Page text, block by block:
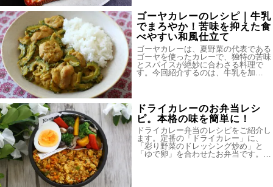
ゴーヤカレーのレシピ｜牛乳
でまろやか！苦味を抑えた食
べやすい和風仕立て
ゴーヤカレーは、夏野菜の代表である
ゴーヤを使ったカレーで、独特の苦味
とスパイスが絶妙に合わさる料理で
す。今回紹介するのは、牛乳を加…
ドライカレーのお弁当レシ
ピ。本格の味を簡単に！
ドライカレー弁当のレシピをご紹介し
ます。定番の「ドライカレー」に、
「彩り野菜のドレッシング炒め」と
「ゆで卵」を合わせたお弁当です。…